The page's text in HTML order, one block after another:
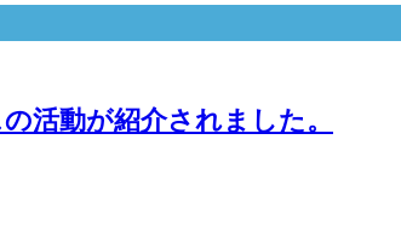
活動が紹介されました。